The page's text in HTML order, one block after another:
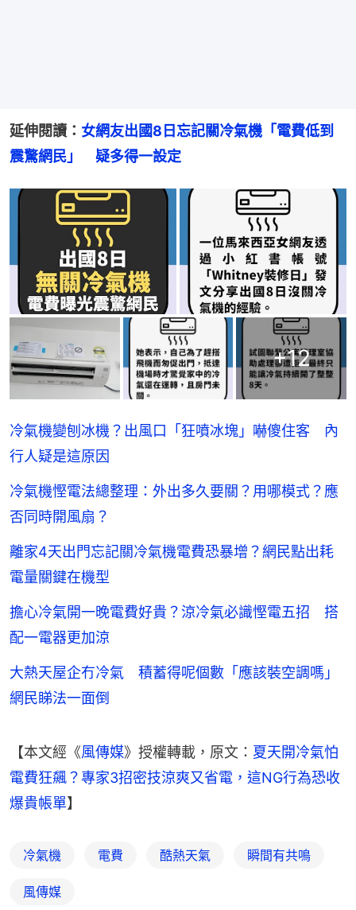
延伸閱讀： 女網友出國8日忘記關冷氣機「電費低到
震驚網民」　疑多得一設定
+12
冷氣機變刨冰機？出風口「狂噴冰塊」嚇傻住客 內
行人疑是這原因
冷氣機慳電法總整理：外出多久要關？用哪模式？應
否同時開風扇？
離家4天出門忘記關冷氣機電費恐暴增？網民點出耗
電量關鍵在機型
擔心冷氣開一晚電費好貴？涼冷氣必識慳電五招 搭
配一電器更加涼
大熱天屋企冇冷氣 積蓄得呢個數「應該裝空調嗎」
網民睇法一面倒
【本文經《風傳媒》授權轉載，原文： 夏天開冷氣怕
電費狂飆？專家3招密技涼爽又省電，這NG行為恐收
爆貴帳單】
冷氣機 電費 酷熱天氣 瞬間有共鳴
風傳媒